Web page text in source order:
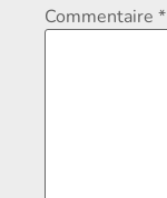
Commentaire *